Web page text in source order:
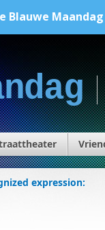
expression: